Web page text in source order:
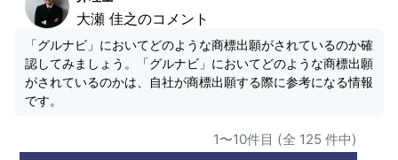
大瀬 佳之のコメント
「グルナビ」においてどのような商標出願がされているのか確
認してみましょう。「グルナビ」においてどのような商標出願
がされているのかは、自社が商標出願する際に参考になる情報
です。
1〜10件目 (全 125 件中)